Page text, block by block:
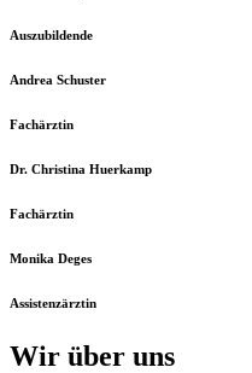
Auszubildende
Andrea Schuster
Fachärztin
Dr. Christina Huerkamp
Fachärztin
Monika Deges
Assistenzärztin
Wir über uns